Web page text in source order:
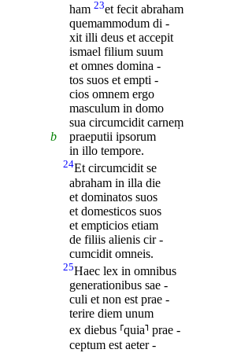
ham 23et fecit abraham
quemammodum di -
xit illi deus et accepit
ismael filium suum
et omnes domina -
tos suos et empti -
cios omnem ergo
masculum in domo
sua circumcidit carneṃ
b
praeputii ipsorum
in illo tempore.
24Et circumcidit se
abraham in illa die
et dominatos suos
et domesticos suos
et empticios etiam
de filiis alienis cir -
cumcidit omneis.
25Haec lex in omnibus
generationibus sae -
culi et non est prae -
terire diem unum
ex diebus ⸢quia⸣ prae -
ceptum est aeter -